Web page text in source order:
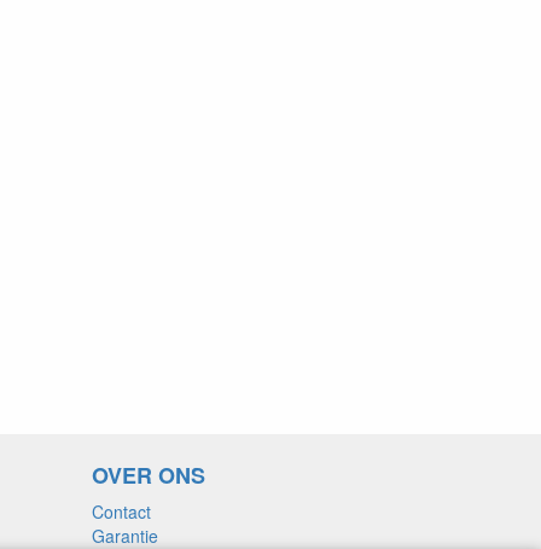
OVER ONS
Contact
Garantie